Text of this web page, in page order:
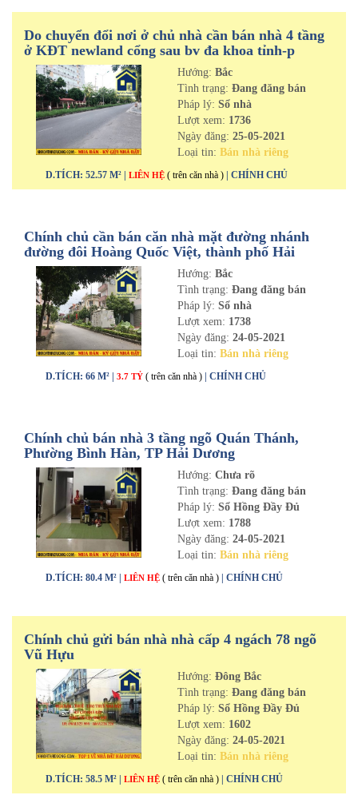
Do chuyển đổi nơi ở chủ nhà cần bán nhà 4 tầng
ở KĐT newland cổng sau bv đa khoa tỉnh-p
Thanh Bình-tp Hải DươngHướng: Bắc
Tình trạng: Đang đăng bán
Pháp lý: Sổ nhà
Lượt xem: 1736
Ngày đăng: 25-05-2021
Loại tin: Bán nhà riêng
D.TÍCH: 52.57 M² | LIÊN HỆ ( trên căn nhà ) | CHÍNH CHỦ
Chính chủ cần bán căn nhà mặt đường nhánh
đường đôi Hoàng Quốc Việt, thành phố Hải
Dương
Hướng: Bắc
Tình trạng: Đang đăng bán
Pháp lý: Sổ nhà
Lượt xem: 1738
Ngày đăng: 24-05-2021
Loại tin: Bán nhà riêng
D.TÍCH: 66 M² | 3.7 TỶ ( trên căn nhà ) | CHÍNH CHỦ
Chính chủ bán nhà 3 tầng ngõ Quán Thánh,
Phường Bình Hàn, TP Hải Dương
Hướng: Chưa rõ
Tình trạng: Đang đăng bán
Pháp lý: Sổ Hồng Đầy Đủ
Lượt xem: 1788
Ngày đăng: 24-05-2021
Loại tin: Bán nhà riêng
D.TÍCH: 80.4 M² | LIÊN HỆ ( trên căn nhà ) | CHÍNH CHỦ
Chính chủ gửi bán nhà nhà cấp 4 ngách 78 ngõ
Vũ Hựu
Hướng: Đông Bắc
Tình trạng: Đang đăng bán
Pháp lý: Sổ Hồng Đầy Đủ
Lượt xem: 1602
Ngày đăng: 24-05-2021
Loại tin: Bán nhà riêng
D.TÍCH: 58.5 M² | LIÊN HỆ ( trên căn nhà ) | CHÍNH CHỦ